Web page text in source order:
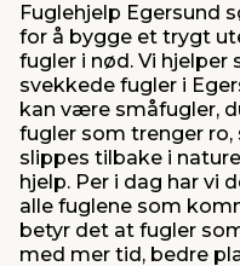
Fuglehjelp Egersund
for å bygge et trygt
fugler i nød. Vi hjelper
svekkede fugler i
kan være småfugler,
fugler som trenger
slippes tilbake i
hjelp. Per i dag har vi
alle fuglene som
betyr det at fugler
med mer tid, bedre